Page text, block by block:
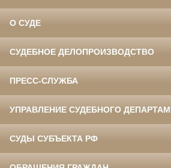
О СУДЕ
СУДЕБНОЕ ДЕЛОПРОИЗВОДСТВО
ПРЕСС-СЛУЖБА
УПРАВЛЕНИЕ СУДЕБНОГО
СУДЫ СУБЪЕКТА РФ